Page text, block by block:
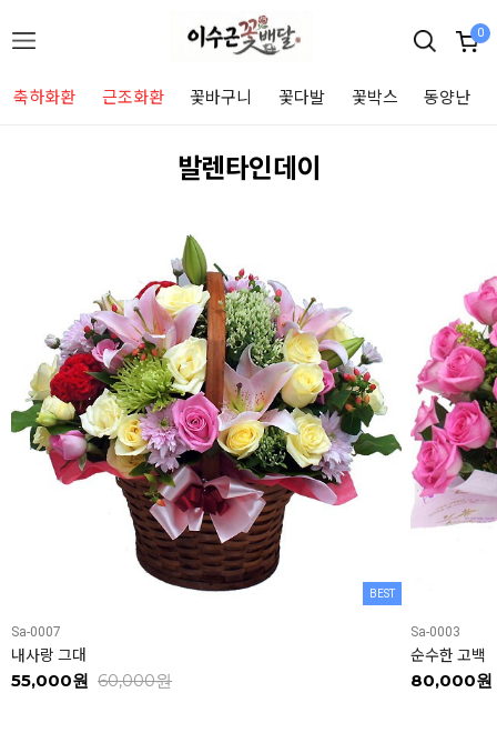
0
축하화환 근조화환 꽃바구니 꽃다발 꽃박스 동양난
발렌타인데이
BEST
Sa-0007
내사랑 그대
55,000원 60,000원
Sa-0003
순수한 고백
80,000원